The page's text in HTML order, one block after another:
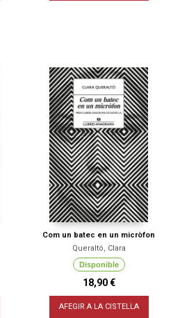
Com un batec en un micròfon
Queraltó, Clara
Disponible
18,90 €
AFEGIR A LA CISTELLA